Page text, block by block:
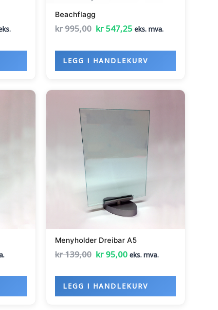
Beachflagg
kr995,00 kr 547,25 eks. mva.
LEGG I HANDLEKURV
Menyholder Dreibar A5
kr139,00 kr 95,00
kr 95,00.
eks. mva.
LEGG I HANDLEKURV